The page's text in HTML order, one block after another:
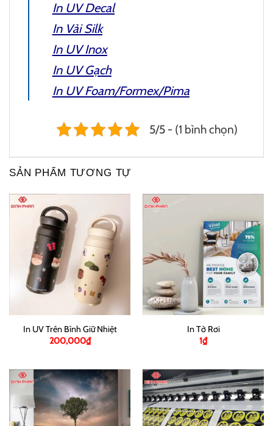
In UV Decal
In Vải Silk
In UV Inox
In UV Gạch
In UV Foam/Formex/Pima
5/5 - (1 bình chọn)
SẢN PHẨM TƯƠNG TỰ
In UV Trên Bình Giữ Nhiệt
200,000₫
In Tờ Rơi
1₫